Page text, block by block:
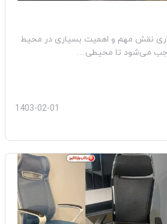
نقش مهم و اهمیت بسیاری در محیط
می‌شود تا محیطی…
1403-02-01